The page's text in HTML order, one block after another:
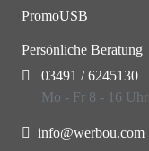
PromoUSB
Persönliche Beratung
03491 / 6245130
Mo - Fr 8 - 16 Uhr
info@werbou.com